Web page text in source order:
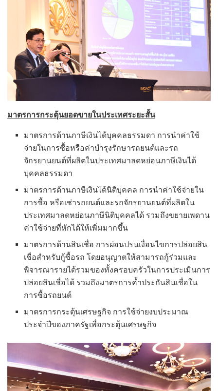
มาตรการกระตุ้นยอดขายในประเทศระยะสั้น
มาตรการด้านภาษีเงินได้บุคคลธรรมดา การนำค่าใช้
จ่ายในการซื้อหรือค่าบำรุงรักษารถยนต์และรถ
จักรยานยนต์ที่ผลิตในประเทศมาลดหย่อนภาษีเงินได้
บุคคลธรรมดา
มาตรการด้านภาษีเงินได้นิติบุคคล การนำค่าใช้จ่ายใน
การซื้อ หรือเช่ารถยนต์และรถจักรยานยนต์ที่ผลิตใน
ประเทศมาลดหย่อนภาษีนิติบุคคลได้ รวมถึงขยายเพดาน
ค่าใช้จ่ายที่หักได้ให้เพิ่มมากขึ้น
มาตรการด้านสินเชื่อ การผ่อนปรนเงื่อนไขการปล่อยสิน
เชื่อสำหรับกู้ซื้อรถ โดยอนุญาตให้สามารถกู้ร่วมและ
พิจารณารายได้รวมของทั้งครอบครัวในการประเมินการ
ปล่อยสินเชื่อได้ รวมถึงมาตรการค้ำประกันสินเชื่อใน
การซื้อรถยนต์
มาตรการกระตุ้นเศรษฐกิจ การใช้จ่ายงบประมาณ
ประจำปีของภาครัฐเพื่อกระตุ้นเศรษฐกิจ